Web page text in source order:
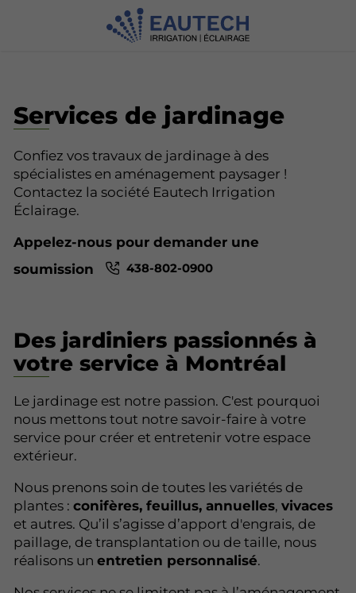
Services de jardinage
Confiez vos travaux de jardinage à des
spécialistes en aménagement paysager !
Contactez la société Eautech Irrigation
Éclairage.
Appelez-nous pour demander une
soumission
438-802-0900
Des jardiniers passionnés à
votre service à Montréal
Le jardinage est notre passion. C'est pourquoi
nous mettons tout notre savoir-faire à votre
service pour créer et entretenir votre espace
extérieur.
Nous prenons soin de toutes les variétés de
plantes : conifères, feuillus, annuelles, vivaces
et autres. Qu’il s’agisse d’apport d'engrais, de
paillage, de transplantation ou de taille, nous
réalisons un entretien personnalisé.